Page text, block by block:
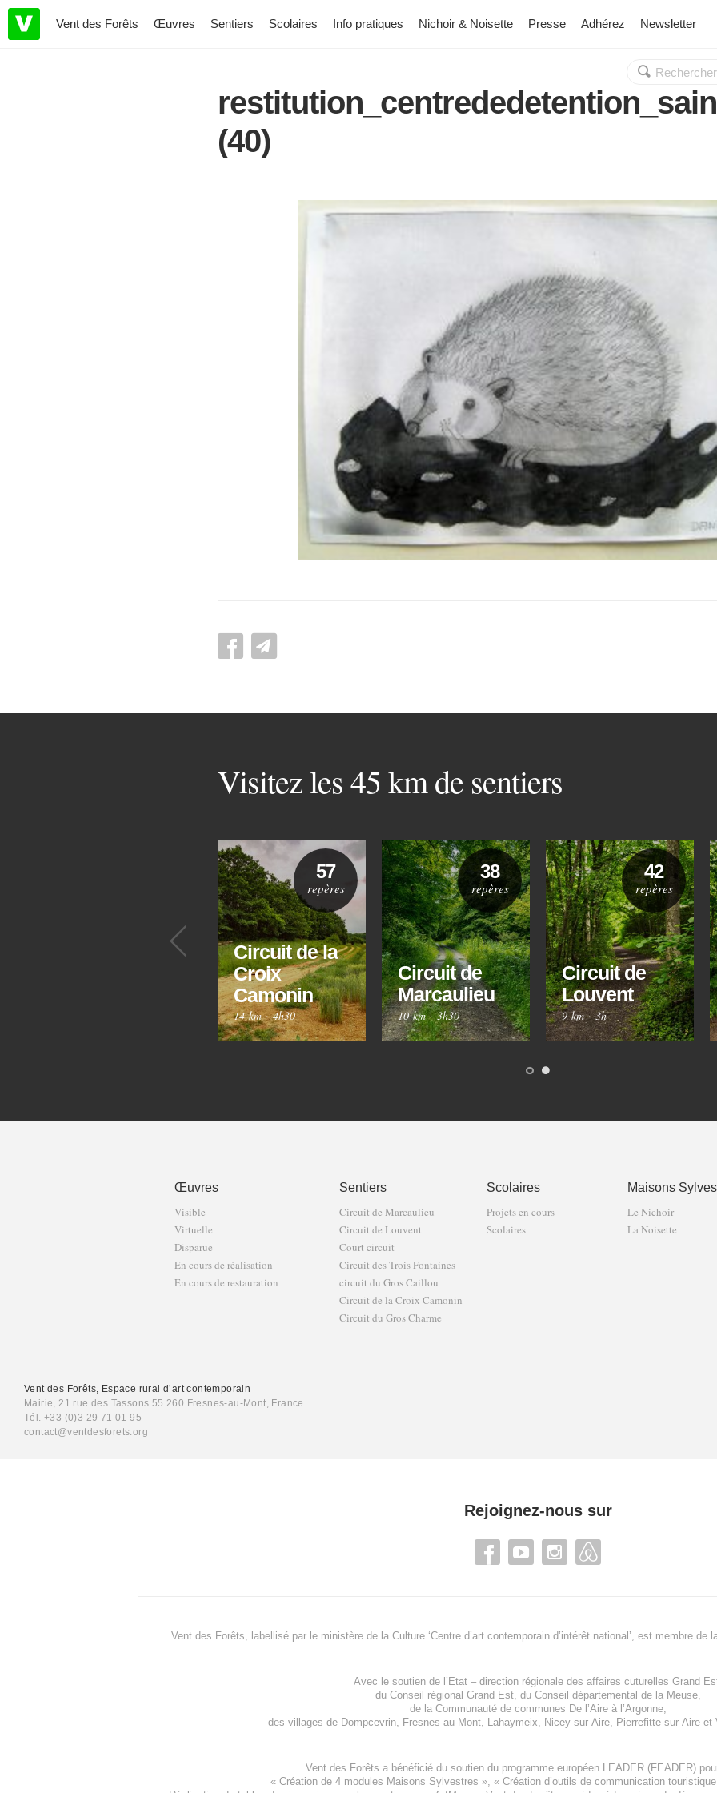
Vent des Forêts Œuvres Sentiers Scolaires Info pratiques Nichoir & Noisette Presse Adhérez Newsletter
Rechercher :
OK
(40)
Visitez les 45 km de sentiers
Précédent
Circuit de la
Croix
Camonin
14 km·4h30
57
repères
Circuit de
Marcaulieu
10 km·3h30
38
repères
Circuit de
Louvent
9 km·3h
42
repères
Œuvres
Visible
Virtuelle
Disparue
En cours de réalisation
En cours de restauration
Sentiers
Circuit de Marcaulieu
Circuit de Louvent
Court circuit
Circuit des Trois Fontaines
circuit du Gros Caillou
Circuit de la Croix Camonin
Circuit du Gros Charme
Scolaires
Projets en cours
Scolaires
Maisons
Le Nichoir
La Noisette
Vent des Forêts, Espace rural d’art contemporain
Mairie, 21 rue des Tassons 55 260 Fresnes-au-Mont, France
Tél. +33 (0)3 29 71 01 95
contact@ventdesforets.org
Rejoignez-nous sur
Vent des Forêts, labellisé par le ministère de la Culture ‘Centre d’art contemporain d’intérêt national’, est membre de
Avec le soutien de l’ Etat – direction régionale des affaires cuturelles Grand
du Conseil régional Grand Est, du Conseil départemental de la Meuse,
de la Communauté de communes De l’Aire à l’Argonne,
des villages de Dompcevrin, Fresnes-au-Mont, Lahaymeix, Nicey-sur-Aire, Pierrefitte-sur-Aireet
Vent des Forêts a bénéficié du soutien du programme européen LEADER (FEADER)
« Création de 4 modules Maisons Sylvestres », « Création d’outils de communication